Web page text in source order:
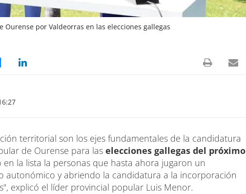
Ourense por Valdeorras en las elecciones gallegas
territorial son los ejes fundamentales de la candidatura
de Ourense para las elecciones gallegas del próximo
la lista la personas que hasta ahora jugaron un
autonómico y abriendo la candidatura a la incorporación
explicó el líder provincial popular Luis Menor.